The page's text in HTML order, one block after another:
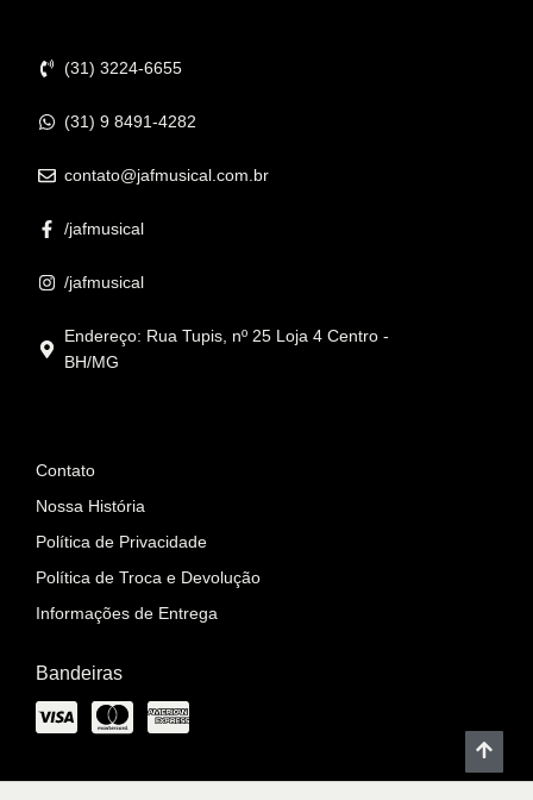
(31) 3224-6655
(31) 9 8491-4282
contato@jafmusical.com.br
/jafmusical
/jafmusical
Endereço: Rua Tupis, nº 25 Loja 4 Centro -
BH/MG
Contato
Nossa História
Política de Privacidade
Política de Troca e Devolução
Informações de Entrega
Bandeiras